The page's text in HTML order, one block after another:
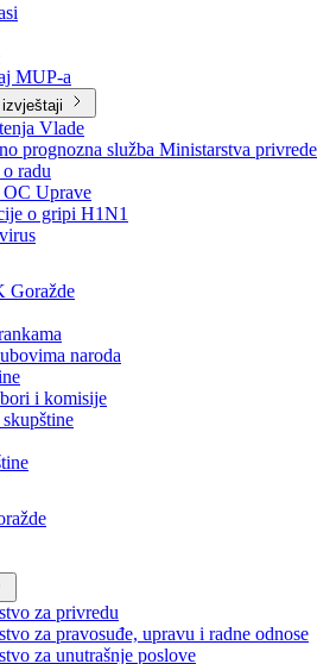
MUP-a
Vlade
prognozna služba Ministarstva privrede
radu
Uprave
o gripi H1N1
Goražde
naroda
i komisije